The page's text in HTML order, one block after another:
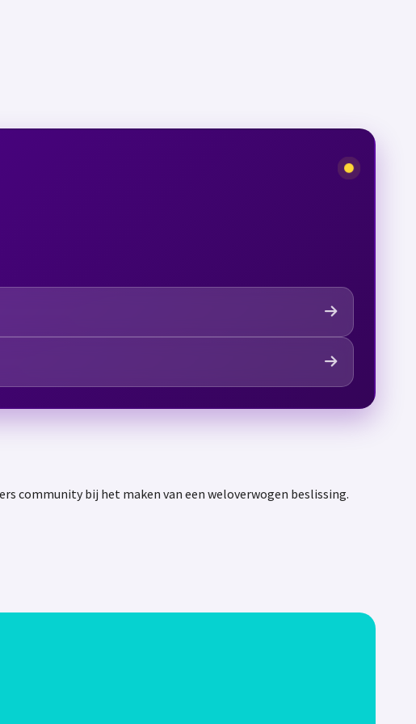
community bij het maken van een weloverwogen beslissing.